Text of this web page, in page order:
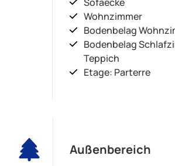
Wohnzimmer
Bodenbelag
Bodenbelag
Teppich
Etage: Parterre
Außenbereich